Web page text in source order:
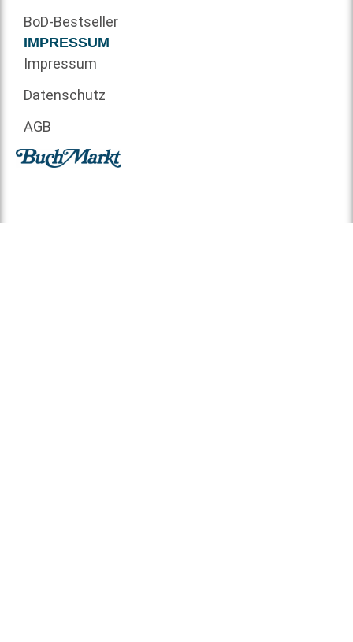
BoD-Bestseller
IMPRESSUM
Impressum
Datenschutz
AGB